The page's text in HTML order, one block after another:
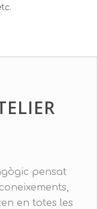
pensat
en totes les